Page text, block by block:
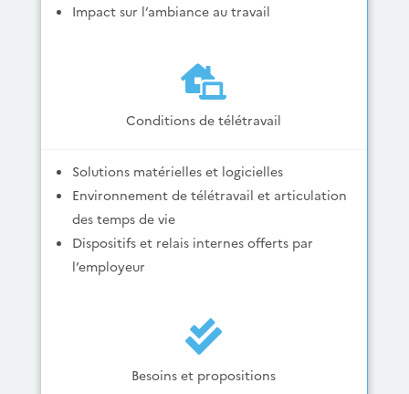
Impact sur l’ambiance au travail

Conditions de télétravail
Solutions matérielles et logicielles
Environnement de télétravail et articulation
des temps de vie
Dispositifs et relais internes offerts par
l’employeur

Besoins et propositions